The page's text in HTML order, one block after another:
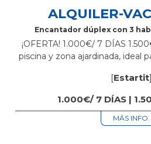
ALQUILER-
Encantador dúplex con 3
Zona ajardinada con
¡OFERTA! 1.000€/ 7 DÍAS
piscina y zona ajardinada, ideal
[Estartit]
1.000€/ 7 DÍAS |
MÁS INFO.